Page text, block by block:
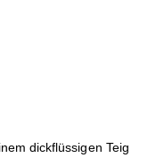
dickflüssigen Teig